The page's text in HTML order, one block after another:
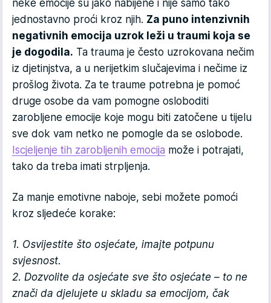
neke emocije su jako nabijene i nije samo tako
jednostavno proći kroz njih. Za puno intenzivnih
negativnih emocija uzrok leži u traumi koja se
je dogodila. Ta trauma je često uzrokovana nečim
iz djetinjstva, a u nerijetkim slučajevima i nečime iz
prošlog života. Za te traume potrebna je pomoć
druge osobe da vam pomogne osloboditi
zarobljene emocije koje mogu biti zatočene u tijelu
sve dok vam netko ne pomogle da se oslobode.
Iscjeljenje tih zarobljenih emocija može i potrajati,
tako da treba imati strpljenja.
Za manje emotivne naboje, sebi možete pomoći
kroz sljedeće korake:
1. Osvijestite što osjećate, imajte potpunu
svjesnost.
2. Dozvolite da osjećate sve što osjećate – to ne
znači da djelujete u skladu sa emocijom, čak